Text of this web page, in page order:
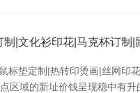
|文化衫印花|马克杯订
标垫定制|热转印烫画|丝网
区域的新址价钱呈现稳中有